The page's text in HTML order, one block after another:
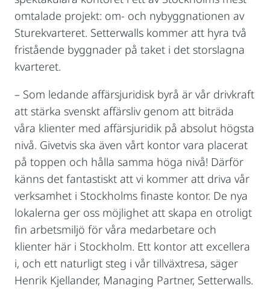
omtalade projekt: om- och nybyggnationen av
Sturekvarteret. Setterwalls kommer att hyra två
fristående byggnader på taket i det storslagna
kvarteret.
– Som ledande affärsjuridisk byrå är vår drivkraft
att stärka svenskt affärsliv genom att biträda
våra klienter med affärsjuridik på absolut högsta
nivå. Givetvis ska även vårt kontor vara placerat
på toppen och hålla samma höga nivå! Därför
känns det fantastiskt att vi kommer att driva vår
verksamhet i Stockholms finaste kontor. De nya
lokalerna ger oss möjlighet att skapa en otroligt
fin arbetsmiljö för våra medarbetare och
klienter här i Stockholm. Ett kontor att excellera
i, och ett naturligt steg i vår tillväxtresa, säger
Henrik Kjellander, Managing Partner, Setterwalls.